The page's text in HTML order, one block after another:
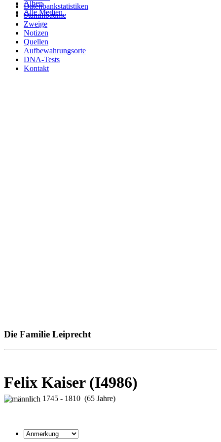
Alben
Alle Medien
Datenbankstatistiken
Stammbäume
Zweige
Notizen
Quellen
Aufbewahrungsorte
DNA-Tests
Kontakt
Die Familie Leiprecht
Felix Kaiser (I4986)
1745 - 1810 (65 Jahre)